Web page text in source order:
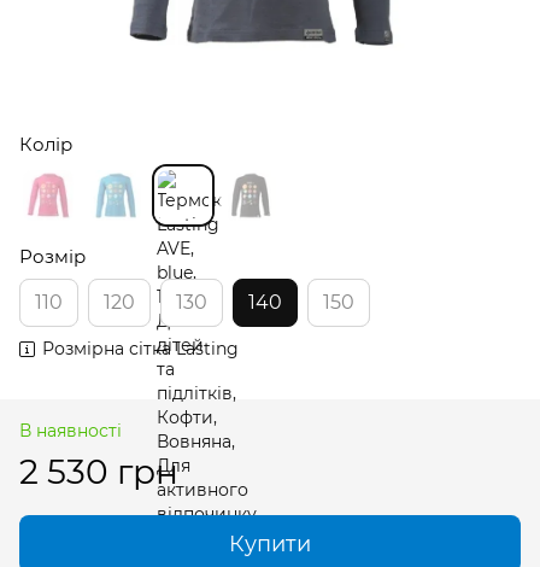
Колір
Розмір
110
120 130 140 150
Розмірна сітка Lasting
В наявності
2 530 грн
Купити